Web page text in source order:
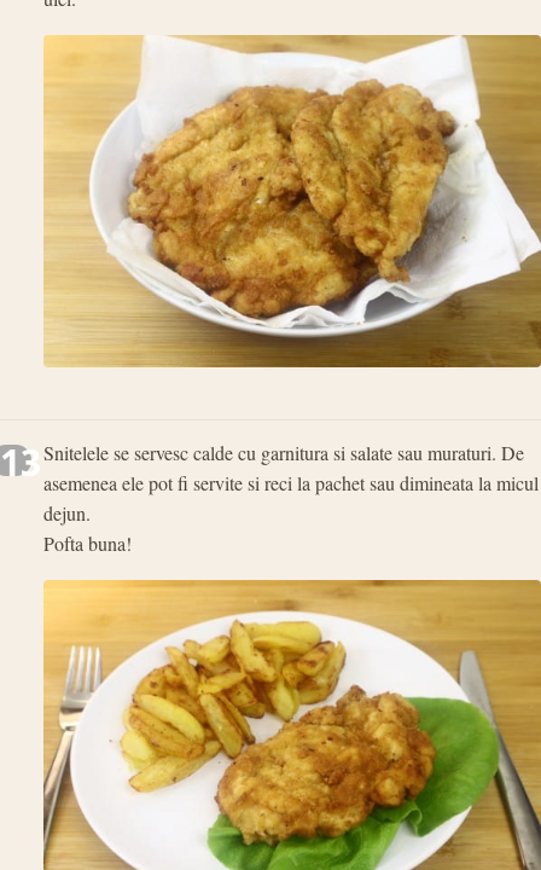
13Snitelele se servesc calde cu garnitura si salate sau muraturi. De
asemenea ele pot fi servite si reci la pachet sau dimineata la micul
dejun.
Pofta buna!